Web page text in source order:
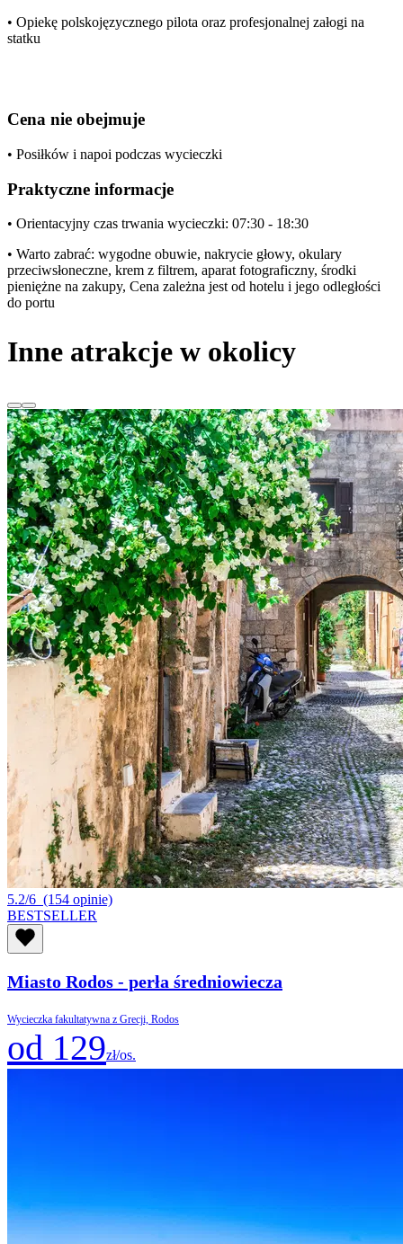
• Opiekę polskojęzycznego pilota oraz profesjonalnej załogi na
statku
Cena nie obejmuje
• Posiłków i napoi podczas wycieczki
Praktyczne informacje
• Orientacyjny czas trwania wycieczki: 07:30 - 18:30
• Warto zabrać: wygodne obuwie, nakrycie głowy, okulary
przeciwsłoneczne, krem z filtrem, aparat fotograficzny, środki
pieniężne na zakupy, Cena zależna jest od hotelu i jego odległości
do portu
Inne atrakcje w okolicy
5.2/6 (154 opinie)
BESTSELLER
Miasto Rodos - perła średniowiecza
Wycieczka fakultatywna z Grecji, Rodos
od 129zł/os.